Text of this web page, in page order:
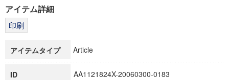
科学研究費補助金研究成果報告書
博士課程教育リーディングプログラム「超成熟社会発展のサ
アイテム詳細
アイテムタイプ Article
ID AA1121824X-20060300-0183